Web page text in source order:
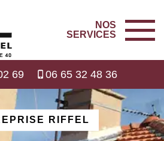
NOS
SERVICES
69 06 65 32 48 36
RIFFEL